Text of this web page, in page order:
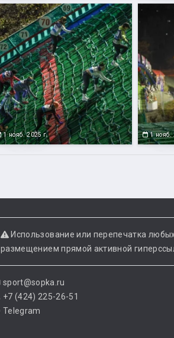
1 нояб. 2025 г. 1 нояб.
Использование или перепечатка
размещением прямой активной
sport@sopka.ru
+7 (424) 225-26-51
Telegram